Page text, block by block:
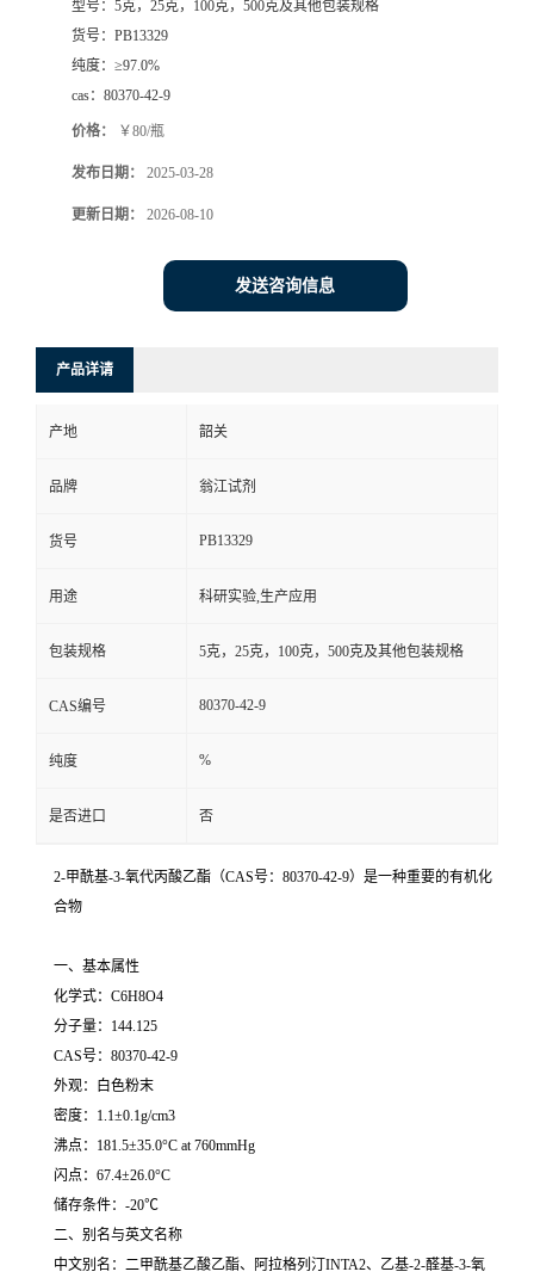
型号： 5克，25克，100克，500克及其他包装规格
货号： PB13329
纯度： ≥97.0%
cas： 80370-42-9
价格： ￥80/瓶
发布日期： 2025-03-28
更新日期： 2026-08-10
发送咨询信息
产品详请
产地 韶关
品牌 翁江试剂
货号 PB13329
用途 科研实验,生产应用
包装规格 5克，25克，100克，500克及其他包装规格
CAS编号 80370-42-9
纯度 %
是否进口 否
2-甲酰基-3-氧代丙酸乙酯（CAS号：80370-42-9）是一种重要的有机化
合物
一、基本属性
化学式：C6H8O4
分子量：144.125
CAS号：80370-42-9
外观：白色粉末
密度：1.1±0.1g/cm3
沸点：181.5±35.0°C at 760mmHg
闪点：67.4±26.0°C
储存条件：-20℃
二、别名与英文名称
中文别名：二甲酰基乙酸乙酯、阿拉格列汀INTA2、乙基-2-醛基-3-氧